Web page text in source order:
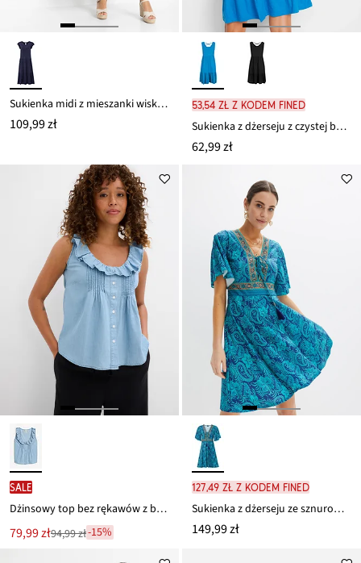
Sukienka midi z mieszanki wiskozy
109,99 zł
53,54 zł z kodem FINED
Sukienka z dżerseju z czystej bawełny
62,99 zł
SALE
Dżinsowy top bez rękawów z bawełny organicznej
Nowa
cena
79,99 zł
Przeceniono
94,99 zł-15%
127,49 zł z kodem FINED
Sukienka z dżerseju ze sznurowaniem
149,99 zł